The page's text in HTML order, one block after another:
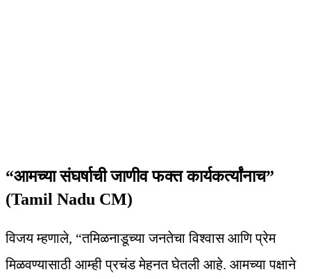
“आमच्या संघर्षाची जाणीव फक्त कार्यकर्त्यांनाच”
(Tamil Nadu CM)
विजय म्हणाले, “तमिळनाडूच्या जनतेचा विश्वास आणि प्रेम
मिळवण्यासाठी आम्ही प्रचंड मेहनत घेतली आहे. आमच्या पक्षाने